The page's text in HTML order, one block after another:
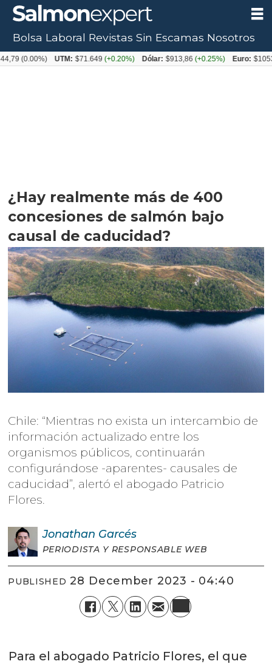
¿Hay realmente más de 400
concesiones de salmón bajo
causal de caducidad?
Chile: “Mientras no exista un intercambio de
información actualizado entre los
organismos públicos, continuarán
configurándose -aparentes- causales de
caducidad”, alertó el abogado Patricio
Flores.
Jonathan Garcés
PERIODISTA Y RESPONSABLE WEB
PUBLISHED 28 December 2023 - 04:40
Para el abogado Patricio Flores, el que
Bolsa Laboral Revistas Sin Escamas Nosotros
UTM: $71.649(+0.20%) Dólar: $913,86(+0.25%) Euro: $1053,08(-